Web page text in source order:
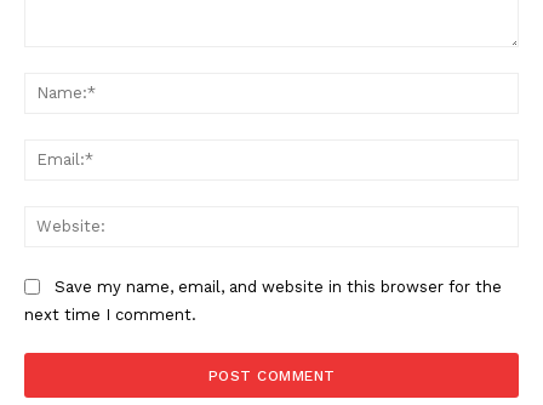
Save my name, email, and website in this browser for the
next time I comment.